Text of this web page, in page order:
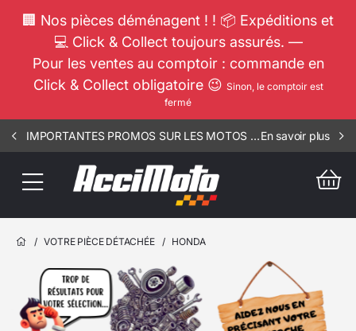
🏢 Nos pièces déménagent ! ! 📦 Expéditions et
💻 Click & Collect toujours assurés. —
Pour les ventes au comptoir : commande en
Click & Collect obligatoire 😉 Sinon, le comptoir est
fermé
IMPORTANTES PROMOS SUR LES MOTOS COMPLETES !!! CONSULTEZ NOS ANNONCES ----- ELEC - RIV - 1002En savoir plus
/ VOTRE PIÈCE DÉTACHÉE / HONDA